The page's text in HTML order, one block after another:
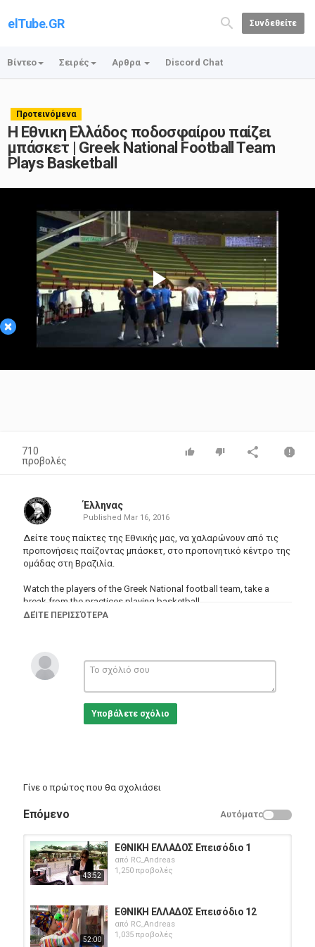
elTube.GR Συνδεθείτε
Βίντεο Σειρές Αρθρα Discord Chat
Προτεινόμενα
Η Εθνικη Ελλάδος ποδοσφαίρου παίζει
μπάσκετ | Greek National Football Team
Plays Basketball
×
Play
Video
710
προβολές
Έλληνας
Published Mar 16, 2016
Δείτε τους παίκτες της Εθνικής μας, να χαλαρώνουν από τις
προπονήσεις παίζοντας μπάσκετ, στο προπονητικό κέντρο της
ομάδας στη Βραζιλία.
Watch the players of the Greek National football team, take a
break from the practices playing basketball
ΔΕΊΤΕ ΠΕΡΙΣΣΌΤΕΡΑ
Υποβάλετε σχόλιο
Γίνε ο πρώτος που θα σχολιάσει
Επόμενο Αυτόματο
43:52
ΕΘΝΙΚΗ ΕΛΛΑΔΟΣ Επεισόδιο 1
από RC_Andreas
1,250 προβολές
52:00
ΕΘΝΙΚΗ ΕΛΛΑΔΟΣ Επεισόδιο 12
από RC_Andreas
1,035 προβολές